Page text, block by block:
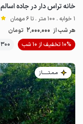
خانه تراس دار در جاده اسالم
1 خوابه . 100 متر . تا 6 مهمان
هر شب از 2٬000٬000 تومان
10% تخفیف از 10 شب
300+ رزرو موفق
مـمـتــــــاز